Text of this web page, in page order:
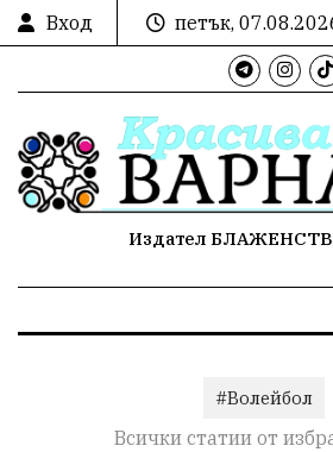
Вход
петък,
Издател
#Волейбол
Всички статии от